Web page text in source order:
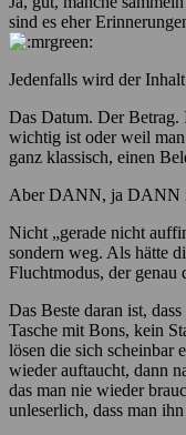
sind es eher
Jedenfalls wird der
Das Datum. Der Betrag.
wichtig ist oder weil
ganz klassisch, einen
Aber DANN, ja DANN
Nicht „gerade nicht
sondern weg. Als hätte
Fluchtmodus, der genau
Das Beste daran ist,
Tasche mit Bons, kein
lösen die sich scheinbar
wieder auftaucht, dann
das man nie wieder
unleserlich, dass man